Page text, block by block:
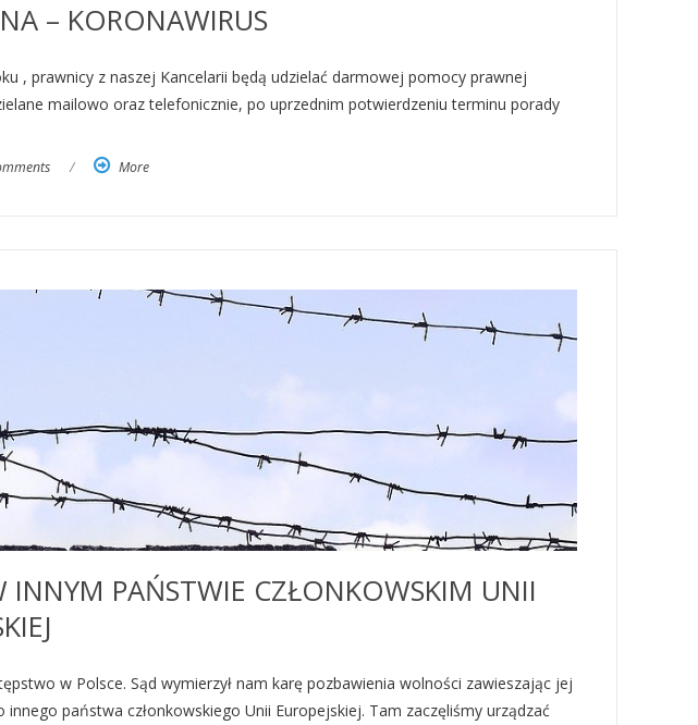
– KORONAWIRUS
, prawnicy z naszej Kancelarii będą udzielać darmowej pomocy prawnej
mailowo oraz telefonicznie, po uprzednim potwierdzeniu terminu porady
/ More
PAŃSTWIE CZŁONKOWSKIM UNII
w Polsce. Sąd wymierzył nam karę pozbawienia wolności zawieszając jej
państwa członkowskiego Unii Europejskiej. Tam zaczęliśmy urządzać